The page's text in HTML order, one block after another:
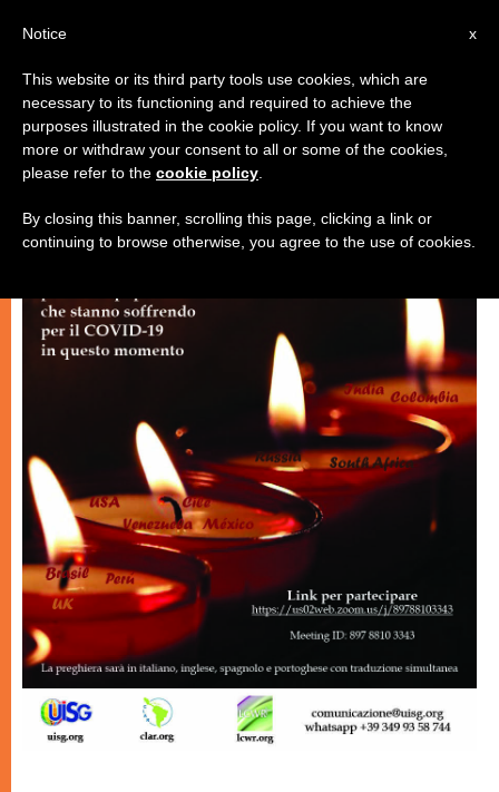
CHIESA E MONDO,SPIRITUALITÀ E PREGHIERA
x
Notice
This website or its third party tools use cookies, which are
necessary to its functioning and required to achieve the
purposes illustrated in the cookie policy. If you want to know
more or withdraw your consent to all or some of the cookies,
please refer to the cookie policy
By closing this banner, scrolling this page, clicking a link or
continuing to browse otherwise, you agree to the use of cookies.